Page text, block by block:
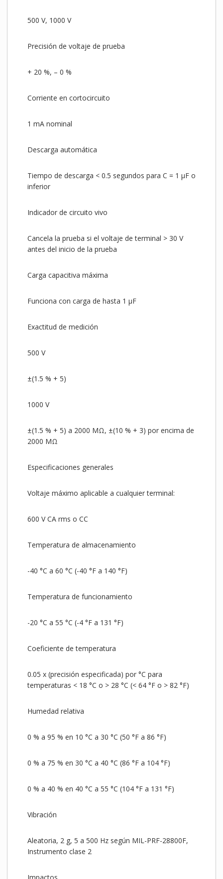
500 V, 1000 V
Precisión de voltaje de prueba
+ 20 %, – 0 %
Corriente en cortocircuito
1 mA nominal
Descarga automática
Tiempo de descarga < 0.5 segundos para C = 1 µF o
inferior
Indicador de circuito vivo
Cancela la prueba si el voltaje de terminal > 30 V
antes del inicio de la prueba
Carga capacitiva máxima
Funciona con carga de hasta 1 µF
Exactitud de medición
500 V
±(1.5 % + 5)
1000 V
±(1.5 % + 5) a 2000 MΩ, ±(10 % + 3) por encima de
2000 MΩ
Especificaciones generales
Voltaje máximo aplicable a cualquier terminal:
600 V CA rms o CC
Temperatura de almacenamiento
-40 °C a 60 °C (-40 °F a 140 °F)
Temperatura de funcionamiento
-20 °C a 55 °C (-4 °F a 131 °F)
Coeficiente de temperatura
0.05 x (precisión especificada) por °C para
temperaturas < 18 °C o > 28 °C (< 64 °F o > 82 °F)
Humedad relativa
0 % a 95 % en 10 °C a 30 °C (50 °F a 86 °F)
0 % a 75 % en 30 °C a 40 °C (86 °F a 104 °F)
0 % a 40 % en 40 °C a 55 °C (104 °F a 131 °F)
Vibración
Aleatoria, 2 g, 5 a 500 Hz según MIL-PRF-28800F,
Instrumento clase 2